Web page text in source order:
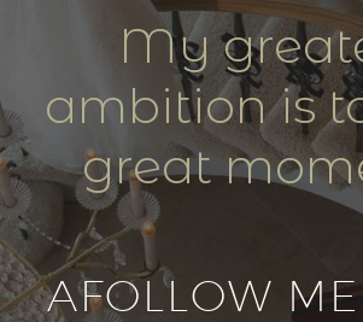
My
ambition is
great
AFOLLOW